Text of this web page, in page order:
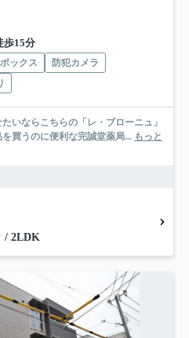
歩15分
ックス
防犯カメラ
いならこちらの「レ・ブローニュ」
買うのに便利な完誠堂薬局... もっと
/ 2LDK